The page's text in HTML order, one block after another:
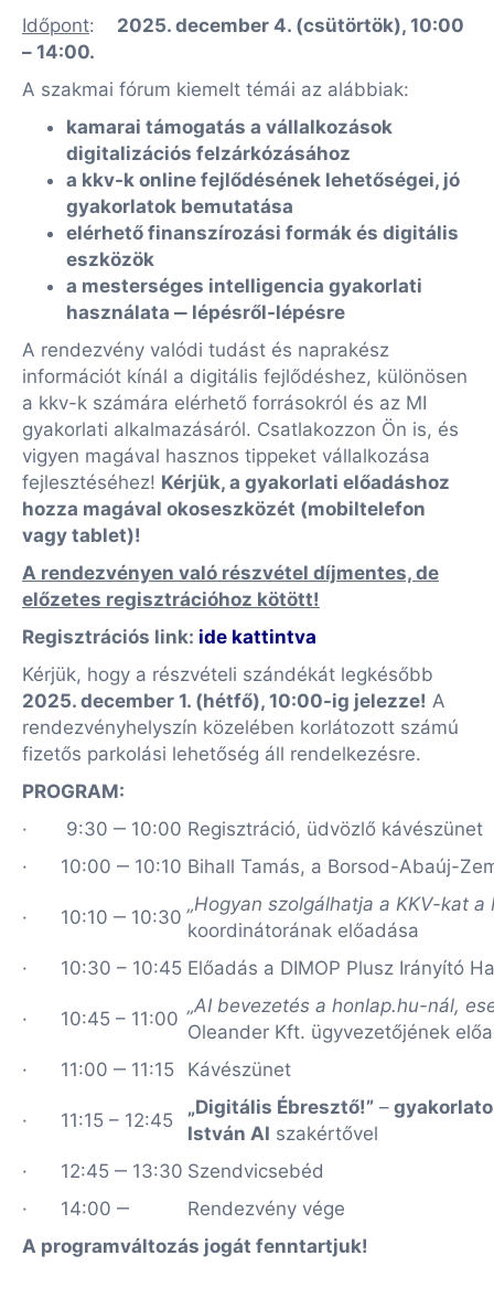
Időpont: 2025. december 4. (csütörtök), 10:00
– 14:00.
A szakmai fórum kiemelt témái az alábbiak:
kamarai támogatás a vállalkozások
digitalizációs felzárkózásához
a kkv-k online fejlődésének lehetőségei, jó
gyakorlatok bemutatása
elérhető finanszírozási formák és digitális
eszközök
a mesterséges intelligencia gyakorlati
használata ‒ lépésről-lépésre
A rendezvény valódi tudást és naprakész
információt kínál a digitális fejlődéshez, különösen
a kkv-k számára elérhető forrásokról és az MI
gyakorlati alkalmazásáról. Csatlakozzon Ön is, és
vigyen magával hasznos tippeket vállalkozása
fejlesztéséhez! Kérjük, a gyakorlati előadáshoz
hozza magával okoseszközét (mobiltelefon
vagy tablet)!
A rendezvényen való részvétel díjmentes, de
előzetes regisztrációhoz kötött!
Regisztrációs link: ide kattintva
Kérjük, hogy a részvételi szándékát legkésőbb
2025. december 1. (hétfő), 10:00-ig jelezze! A
rendezvényhelyszín közelében korlátozott számú
fizetős parkolási lehetőség áll rendelkezésre.
PROGRAM:
· 9:30 ‒ 10:00 Regisztráció, üdvözlő kávészünet
· 10:00 ‒ 10:10 Bihall Tamás, a Borsod-Abaúj-
· 10:10 ‒ 10:30
„Hogyan szolgálhatja a KKV-kat
koordinátorának előadása
· 10:30 – 10:45 Előadás a DIMOP Plusz Irányító
· 10:45 – 11:00
„AI bevezetés a honlap.hu-nál,
Oleander Kft. ügyvezetőjének
· 11:00 ‒ 11:15
Kávészünet
· 11:15 – 12:45
„Digitális Ébresztő!” –
István AI szakértővel
· 12:45 ‒ 13:30 Szendvicsebéd
· 14:00 ‒
Rendezvény vége
A programváltozás jogát fenntartjuk!